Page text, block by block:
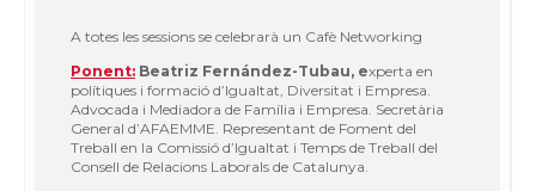
A totes les sessions se celebrarà un Cafè Networking
Ponent: Beatriz Fernández-Tubau, experta en
polítiques i formació d’Igualtat, Diversitat i Empresa.
Advocada i Mediadora de Família i Empresa. Secretària
General d’AFAEMME. Representant de Foment del
Treball en la Comissió d’Igualtat i Temps de Treball del
Consell de Relacions Laborals de Catalunya.